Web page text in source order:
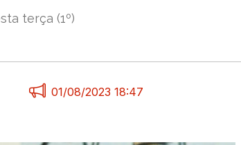
terça (1º)
01/08/2023 18:47